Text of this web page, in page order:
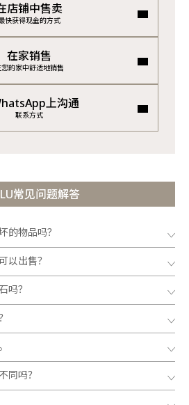
店铺中售卖
快获得现金的方式
在家销售
您的家中舒适地销售
上沟通
联系方式
常见问题解答
的物品吗？
以出售？
吗？
同吗？